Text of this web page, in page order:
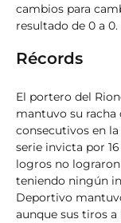
cambios para
resultado de 0 a 0.
Récords
El portero del
mantuvo su
consecutivos en
serie invicta por
logros no
teniendo ningún
Deportivo
aunque sus tiros